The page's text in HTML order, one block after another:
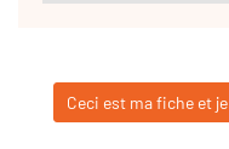
Ceci est ma fiche et